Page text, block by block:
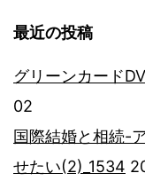
最近の投稿
グリーンカード
02
国際結婚と相続-
せたい(2)_1534